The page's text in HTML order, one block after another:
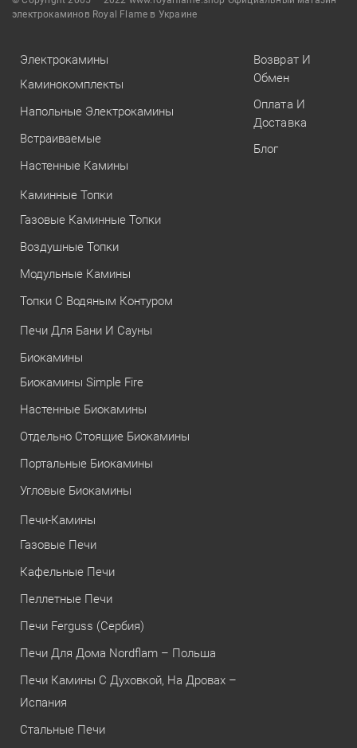
электрокаминов Royal Flame в Украине
Электрокамины
Каминокомплекты
Напольные Электрокамины
Встраиваемые
Настенные Камины
Каминные Топки
Газовые Каминные Топки
Воздушные Топки
Модульные Камины
Топки С Водяным Контуром
Печи Для Бани И Сауны
Биокамины
Биокамины Simple Fire
Настенные Биокамины
Отдельно Стоящие Биокамины
Портальные Биокамины
Угловые Биокамины
Печи-Камины
Газовые Печи
Кафельные Печи
Пеллетные Печи
Печи Ferguss (Сербия)
Печи Для Дома Nordflam – Польша
Печи Камины С Духовкой, На Дровах –
Испания
Стальные Печи
Возврат И
Обмен
Оплата И
Доставка
Блог